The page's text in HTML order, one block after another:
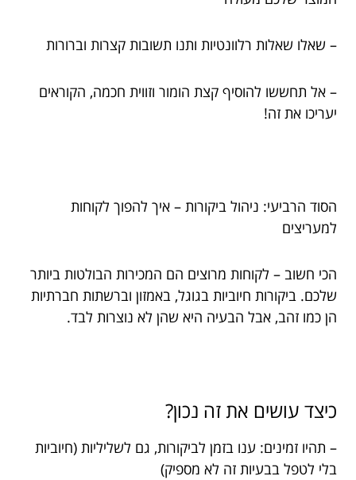
– שאלו שאלות רלוונטיות ותנו תשובות קצרות וברורות
– אל תחששו להוסיף קצת הומור וזווית חכמה, הקוראים
יעריכו את זה!
הסוד הרביעי: ניהול ביקורות – איך להפוך לקוחות
למעריצים
הכי חשוב – לקוחות מרוצים הם המכירות הבולטות ביותר
שלכם. ביקורות חיוביות בגוגל, באמזון וברשתות חברתיות
הן כמו זהב, אבל הבעיה היא שהן לא נוצרות לבד.
כיצד עושים את זה נכון?
– תהיו זמינים: ענו בזמן לביקורות, גם לשליליות (חיוביות
בלי לטפל בבעיות זה לא מספיק)